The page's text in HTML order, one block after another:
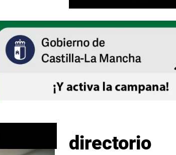
directorio